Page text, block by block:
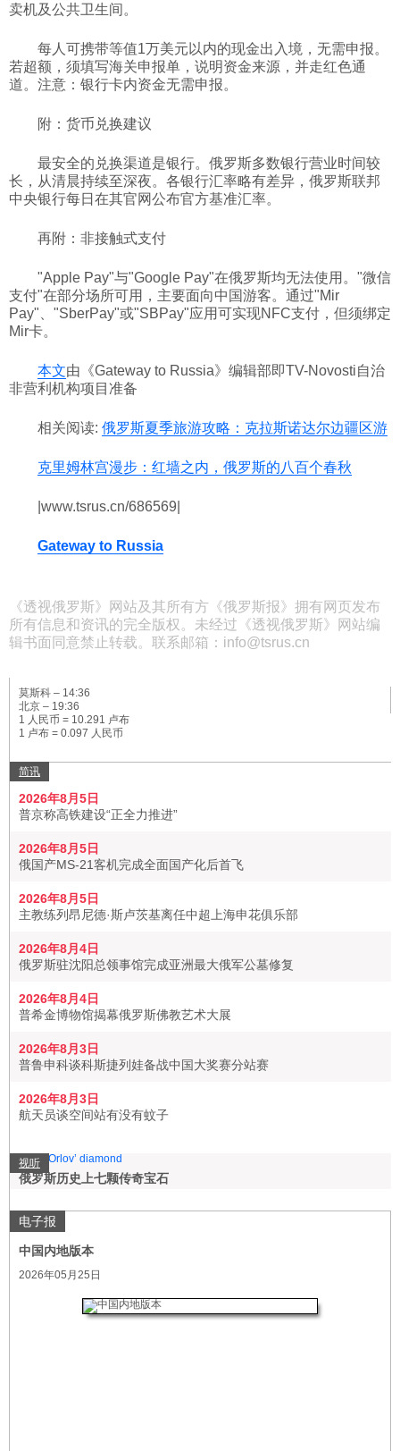
卖机及公共卫生间。
每人可携带等值1万美元以内的现金出入境，无需申报。
若超额，须填写海关申报单，说明资金来源，并走红色通
道。注意：银行卡内资金无需申报。
附：货币兑换建议
最安全的兑换渠道是银行。俄罗斯多数银行营业时间较
长，从清晨持续至深夜。各银行汇率略有差异，俄罗斯联邦
中央银行每日在其官网公布官方基准汇率。
再附：非接触式支付
"Apple Pay"与"Google Pay"在俄罗斯均无法使用。"微信
支付"在部分场所可用，主要面向中国游客。通过"Mir
Pay"、"SberPay"或"SBPay"应用可实现NFC支付，但须绑定
Mir卡。
本文由《Gateway to Russia》编辑部即TV-Novosti自治
非营利机构项目准备
相关阅读: 俄罗斯夏季旅游攻略：克拉斯诺达尔边疆区游
克里姆林宫漫步：红墙之内，俄罗斯的八百个春秋
|www.tsrus.cn/686569|
Gateway to Russia
《透视俄罗斯》网站及其所有方《俄罗斯报》拥有网页发布
所有信息和资讯的完全版权。未经过《透视俄罗斯》网站编
辑书面同意禁止转载。联系邮箱：info@tsrus.cn
莫斯科 – 14:36
北京 – 19:36
1 人民币 = 10.291 卢布
1 卢布 = 0.097 人民币
简讯
2026年8月5日
普京称高铁建设“正全力推进”
2026年8月5日
俄国产MS-21客机完成全面国产化后首飞
2026年8月5日
主教练列昂尼德·斯卢茨基离任中超上海申花俱乐部
2026年8月4日
俄罗斯驻沈阳总领事馆完成亚洲最大俄军公墓修复
2026年8月4日
普希金博物馆揭幕俄罗斯佛教艺术大展
2026年8月3日
普鲁申科谈科斯捷列娃备战中国大奖赛分站赛
2026年8月3日
航天员谈空间站有没有蚊子
视听
俄罗斯历史上七颗传奇宝石
电子报
中国内地版本
2026年05月25日